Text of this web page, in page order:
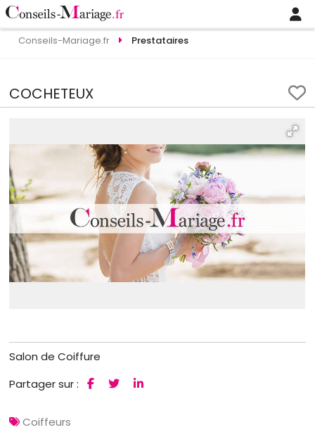
Conseils-Mariage.fr Prestataires
COCHETEUX
Salon de Coiffure
Partager sur :
Coiffeurs